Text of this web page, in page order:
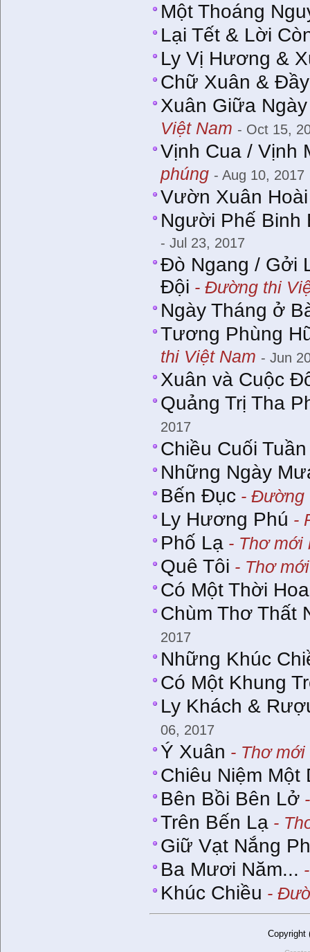
Một Thoáng
Lại Tết & Lời
Ly Vị Hương &
Chữ Xuân &
Xuân Giữa
Việt Nam - Oct 15,
Vịnh Cua / Vịnh
phúng - Aug 10, 2017
Vườn Xuân
Người Phế Binh
- Jul 23, 2017
Đò Ngang / Gởi
Đội - Đường thi
Ngày Tháng ở
Tương Phùng
thi Việt Nam - Jun
Xuân và Cuộc
Quảng Trị Tha
2017
Chiều Cuối Tuần
Những Ngày
Bến Đục - Đường
Ly Hương Phú -
Phố Lạ - Thơ mới
Quê Tôi - Thơ
Có Một Thời
Chùm Thơ Thất
2017
Những Khúc
Có Một Khung
Ly Khách &
06, 2017
Ý Xuân - Thơ
Chiêu Niệm Một
Bên Bồi Bên Lở
Trên Bến Lạ -
Giữ Vạt Nắng
Ba Mươi Năm...
Khúc Chiều -
Copyright